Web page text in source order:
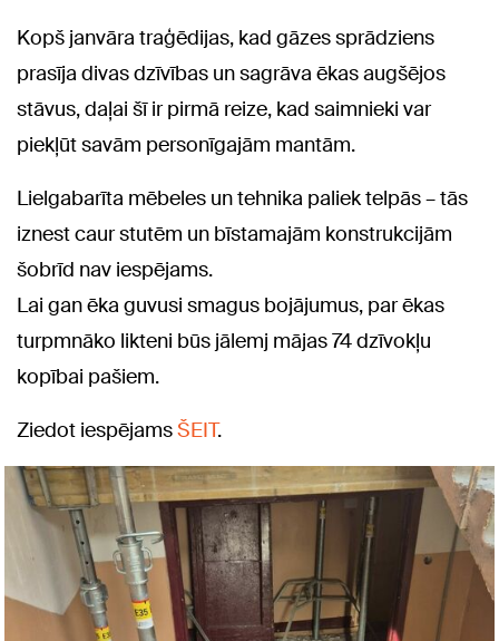
Kopš janvāra traģēdijas, kad gāzes sprādziens
prasīja divas dzīvības un sagrāva ēkas augšējos
stāvus, daļai šī ir pirmā reize, kad saimnieki var
piekļūt savām personīgajām mantām.
Lielgabarīta mēbeles un tehnika paliek telpās – tās
iznest caur stutēm un bīstamajām konstrukcijām
šobrīd nav iespējams.
Lai gan ēka guvusi smagus bojājumus, par ēkas
turpmnāko likteni būs jālemj mājas 74 dzīvokļu
kopībai pašiem.
Ziedot iespējamsŠEIT.